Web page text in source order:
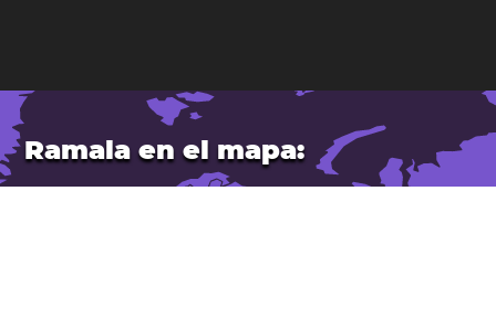
Ramala en el mapa: